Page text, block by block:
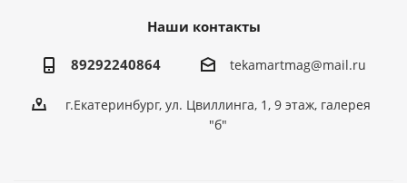
Наши контакты
89292240864 tekamartmag@mail.ru
г.Екатеринбург, ул. Цвиллинга, 1, 9 этаж, галерея
"б"